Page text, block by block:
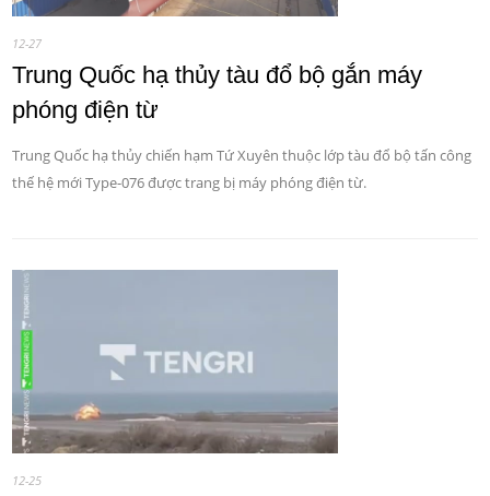
12-27
Trung Quốc hạ thủy tàu đổ bộ gắn máy
phóng điện từ
Trung Quốc hạ thủy chiến hạm Tứ Xuyên thuộc lớp tàu đổ bộ tấn công
thế hệ mới Type-076 được trang bị máy phóng điện từ.
12-25